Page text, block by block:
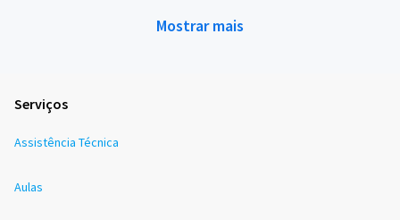
Mostrar mais
Serviços
Assistência Técnica
Aulas